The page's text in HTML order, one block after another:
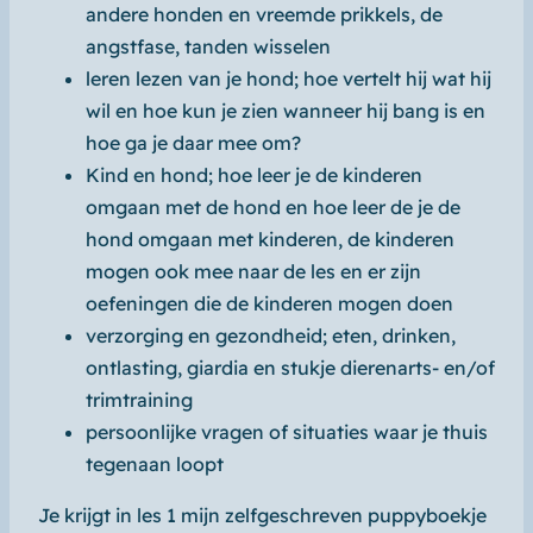
andere honden en vreemde prikkels, de
angstfase, tanden wisselen
leren lezen van je hond; hoe vertelt hij wat hij
wil en hoe kun je zien wanneer hij bang is en
hoe ga je daar mee om?
Kind en hond; hoe leer je de kinderen
omgaan met de hond en hoe leer de je de
hond omgaan met kinderen, de kinderen
mogen ook mee naar de les en er zijn
oefeningen die de kinderen mogen doen
verzorging en gezondheid; eten, drinken,
ontlasting, giardia en stukje dierenarts- en/of
trimtraining
persoonlijke vragen of situaties waar je thuis
tegenaan loopt
Je krijgt in les 1 mijn zelfgeschreven puppyboekje